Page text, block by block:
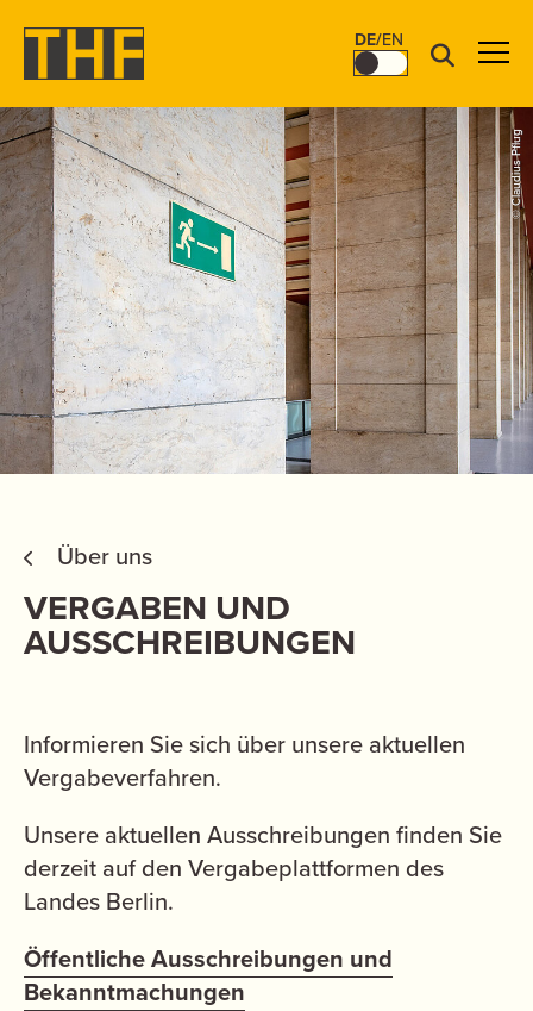
DE/EN
© Claudius Pflug
Über uns
VERGABEN UND
AUSSCHREIBUNGEN
Informieren Sie sich über unsere aktuellen
Vergabeverfahren.
Unsere aktuellen Ausschreibungen finden Sie
derzeit auf den Vergabeplattformen des
Landes Berlin.
Öffentliche Ausschreibungen und
Bekanntmachungen